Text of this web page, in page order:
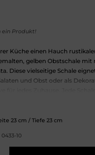
ein Produkt!
Küche einen Hauch
gelben Obstschale mit
Diese vielseitige Schale
und Obst oder als
gefertigt und ist somit ein
einen Hauch von Charme.
23 cm / Tiefe 23 cm
10